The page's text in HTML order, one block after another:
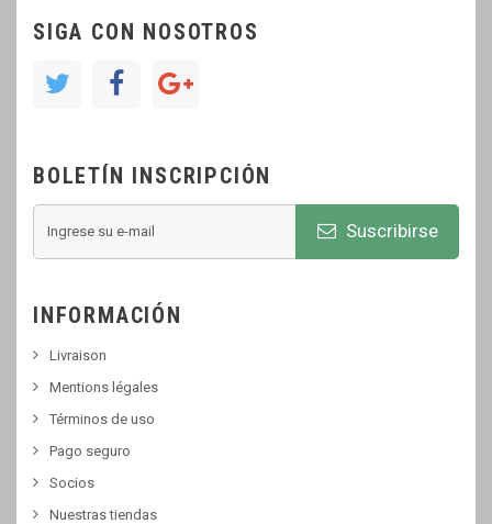
SIGA CON NOSOTROS
BOLETÍN INSCRIPCIÓN
Suscribirse
INFORMACIÓN
Livraison
Mentions légales
Términos de uso
Pago seguro
Socios
Nuestras tiendas